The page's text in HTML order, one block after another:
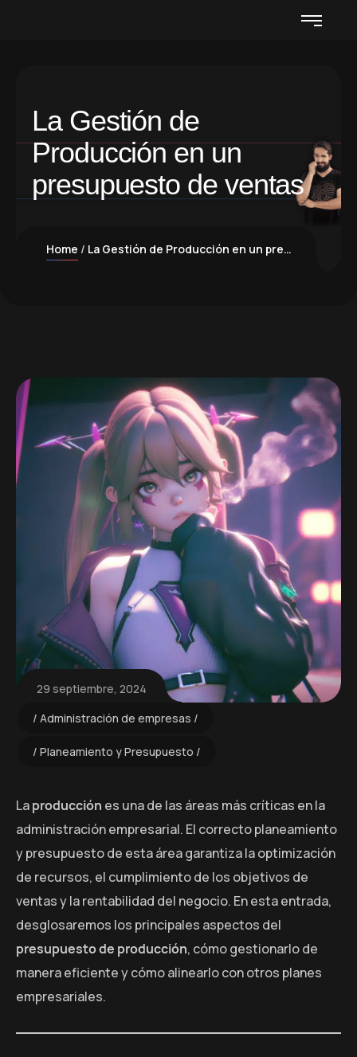
La Gestión de
Producción en un
presupuesto de ventas
Home La Gestión de Producción en un presupuesto de ventas
29 septiembre, 2024
Administración de empresas
Planeamiento y Presupuesto
Laproducción es una de las áreas más críticas en la
administración empresarial. El correcto planeamiento
y presupuesto de esta área garantiza la optimización
de recursos, el cumplimiento de los objetivos de
ventas y la rentabilidad del negocio. En esta entrada,
desglosaremos los principales aspectos del
presupuesto de producción, cómo gestionarlo de
manera eficiente y cómo alinearlo con otros planes
empresariales.